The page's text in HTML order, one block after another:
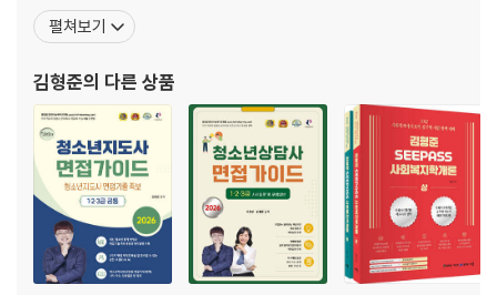
2016년
제2회 필기 기출문제
제3회 필기 기출문제
[정답 및 해설]
저서로는 『김형준 직업상담심리학개론 SEEPASS 이론+기출』, 『김
형준 직업상담심리학개론 영역&실전 문제집』, 『김형준 SEEPASS
클 필기노트』, 『김형준 사회복지학개론 뫼비우스 기출문제
펼쳐보기
김형준의 다른 상품